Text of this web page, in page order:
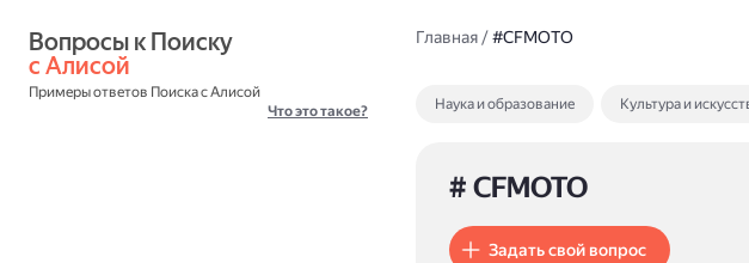
с Алисой
Примеры ответов Поиска с Алисой
Что это такое?
Главная/#CFMOTO
Наука и образование Культура и
# CFMOTO
Задать свой вопрос